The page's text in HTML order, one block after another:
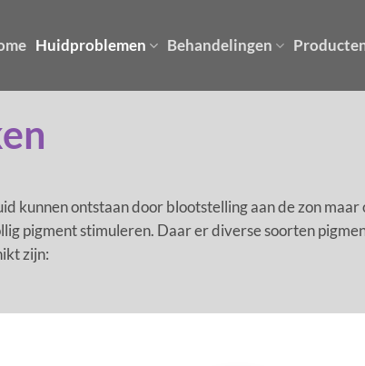
Huidproblemen Behandelingen
kunnen ontstaan door blootstelling aan de zon
pigment stimuleren. Daar er diverse soorten
zijn: